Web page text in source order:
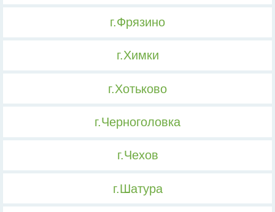
г.Фрязино
г.Химки
г.Хотьково
г.Черноголовка
г.Чехов
г.Шатура